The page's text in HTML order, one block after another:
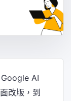
AI
改版，到